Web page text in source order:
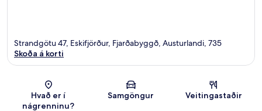
Kort
Strandgötu 47, Eskifjörður, Fjarðabyggð, Austurlandi, 735
Skoða á korti
Hvað er í
nágrenninu?
Samgöngur Veitingastaðir